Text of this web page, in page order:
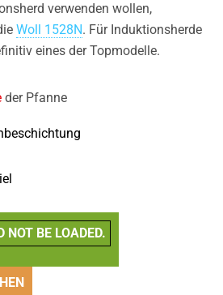
verwenden wollen,
Woll 1528N. Für Induktionsherde
eines der Topmodelle.
der Pfanne
NOT BE LOADED.